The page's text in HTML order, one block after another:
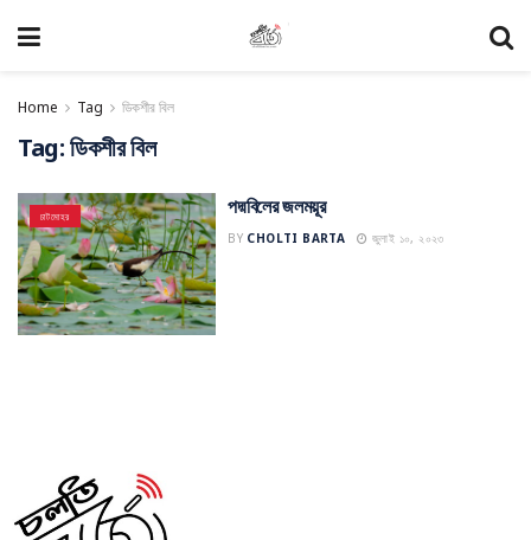
Home Tag ডিকশীর বিল
Tag:ডিকশীর বিল
চাটমোহর পদ্মবিলের জলময়ূর
BY CHOLTI BARTA জুলাই ১০, ২০২৩